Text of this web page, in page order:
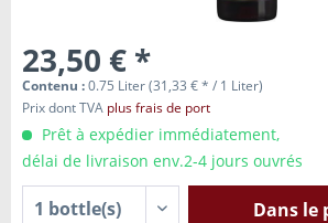
23,50 € *
Contenu :0.75 Liter (31,33 € * / 1 Liter)
Prix dont TVA plus frais de port
Prêt à expédier immédiatement,
délai de livraison env.2-4 jours ouvrés
Dans le